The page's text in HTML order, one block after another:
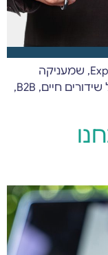
אנחנו גאים להשיק את מערכת Expo Wizard, שמעניקה
למשתתפים שלכם חווית כנס מלאה, כולל שידורים חיים, B2B,